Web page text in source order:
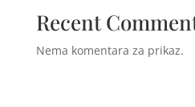
Recent
Nema komentara za prikaz.